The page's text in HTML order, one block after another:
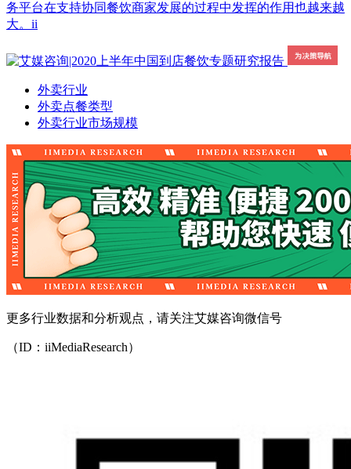
务平台在支持协同餐饮商家发展的过程中发挥的作用也越来越
大。ii
外卖行业
外卖点餐类型
外卖行业市场规模
更多行业数据和分析观点，请关注艾媒咨询微信号
（ID：iiMediaResearch）